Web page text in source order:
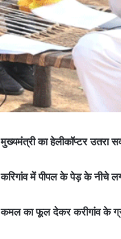
मुख्यमंत्री का हेलीकॉप्टर उतरा
करिगांव में पीपल के पेड़ के नीचे
कमल का फूल देकर करीगांव के